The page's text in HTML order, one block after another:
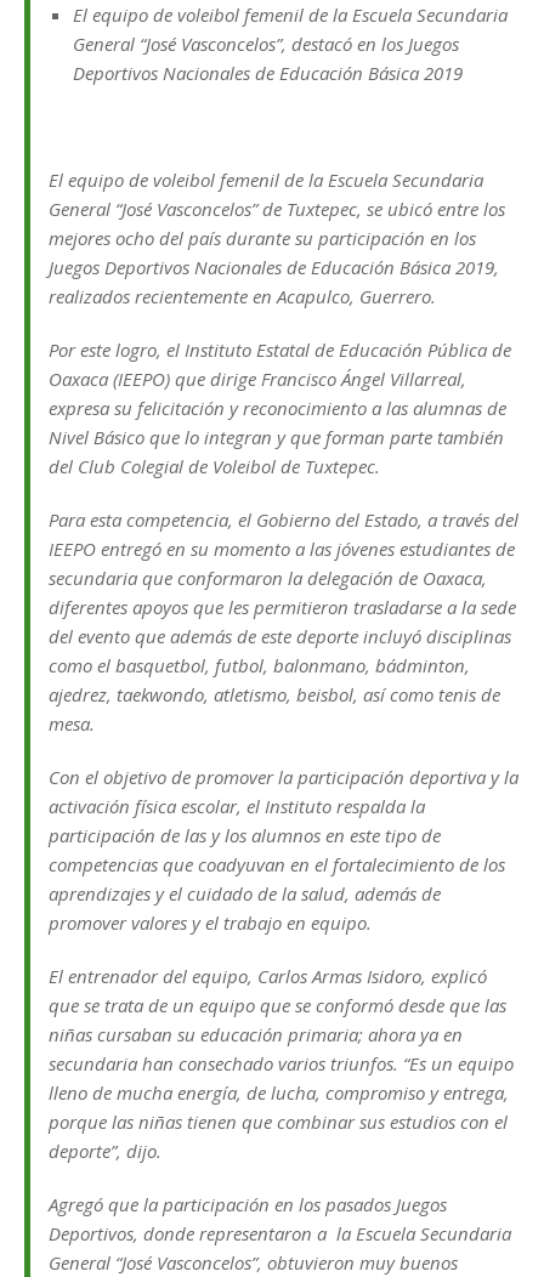
El equipo de voleibol femenil de la Escuela Secundaria
General “José Vasconcelos”, destacó en los Juegos
Deportivos Nacionales de Educación Básica 2019
El equipo de voleibol femenil de la Escuela Secundaria
General “José Vasconcelos” de Tuxtepec, se ubicó entre los
mejores ocho del país durante su participación en los
Juegos Deportivos Nacionales de Educación Básica 2019,
realizados recientemente en Acapulco, Guerrero.
Por este logro, el Instituto Estatal de Educación Pública de
Oaxaca (IEEPO) que dirige Francisco Ángel Villarreal,
expresa su felicitación y reconocimiento a las alumnas de
Nivel Básico que lo integran y que forman parte también
del Club Colegial de Voleibol de Tuxtepec.
Para esta competencia, el Gobierno del Estado, a través del
IEEPO entregó en su momento a las jóvenes estudiantes de
secundaria que conformaron la delegación de Oaxaca,
diferentes apoyos que les permitieron trasladarse a la sede
del evento que además de este deporte incluyó disciplinas
como el basquetbol, futbol, balonmano, bádminton,
ajedrez, taekwondo, atletismo, beisbol, así como tenis de
mesa.
Con el objetivo de promover la participación deportiva y la
activación física escolar, el Instituto respalda la
participación de las y los alumnos en este tipo de
competencias que coadyuvan en el fortalecimiento de los
aprendizajes y el cuidado de la salud, además de
promover valores y el trabajo en equipo.
El entrenador del equipo, Carlos Armas Isidoro, explicó
que se trata de un equipo que se conformó desde que las
niñas cursaban su educación primaria; ahora ya en
secundaria han consechado varios triunfos. “Es un equipo
lleno de mucha energía, de lucha, compromiso y entrega,
porque las niñas tienen que combinar sus estudios con el
deporte”, dijo.
Agregó que la participación en los pasados Juegos
Deportivos, donde representaron a la Escuela Secundaria
General “José Vasconcelos”, obtuvieron muy buenos